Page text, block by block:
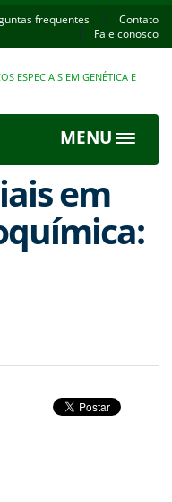
frequentes
Contato
Fale conosco
ESPECIAIS EM GENÉTICA E
MENU
Toggle
em